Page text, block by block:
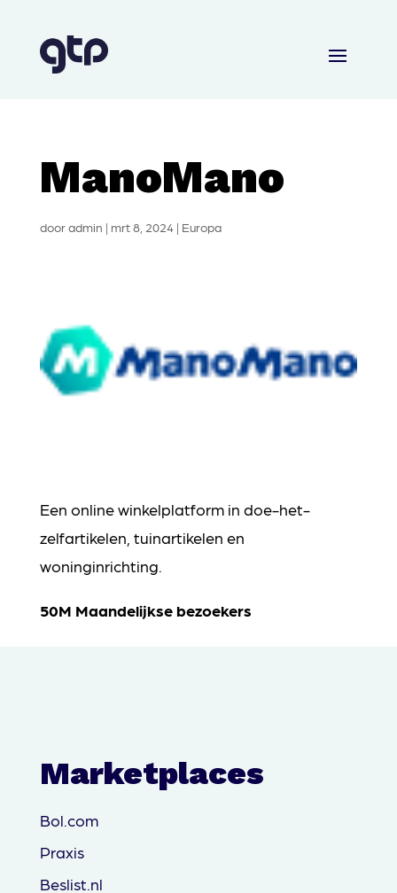
ManoMano
dooradmin | mrt 8, 2024| Europa
Een online winkelplatform in doe-het-
zelfartikelen, tuinartikelen en
woninginrichting.
50M Maandelijkse bezoekers
Marketplaces
Bol.com
Praxis
Beslist.nl